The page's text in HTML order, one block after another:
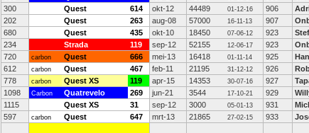
300
Quest 614 okt-12 44489 01-12-16 906
202
Quest 263 aug-08 57000 16-11-13 907
680
Quest 435 okt-10 18450 07-06-12 923
234
Strada 119 sep-12 52155 12-06-17 923
720
carbon Quest 666 mei-13 16418 01-11-14 925
612
carbon Quest 467 feb-11 21195 31-12-12 926
778
carbon Quest XS 119 apr-15 14353 30-07-16 927
1098
Carbon Quatrevelo 269 jun-21 3544 17-10-21 929
1115
Quest XS 31 sep-12 3000 05-01-13 931
597
carbon Quest 647 mrt-13 21865 27-02-15 933